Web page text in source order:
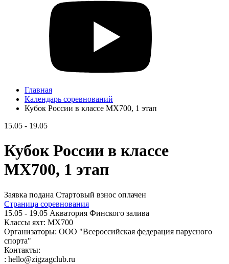
Главная
Календарь соревнований
Кубок России в классе MX700, 1 этап
15.05 - 19.05
Кубок России в классе
MX700, 1 этап
Заявка подана Стартовый взнос оплачен
Страница соревнования
15.05 - 19.05 Акватория Финского залива
Классы яхт: МХ700
Организаторы: ООО "Всероссийская федерация парусного
спорта"
Контакты:
: hello@zigzagclub.ru